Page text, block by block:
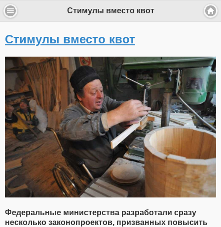
Стимулы вместо квот
Стимулы вместо квот
Федеральные министерства разработали сразу
несколько законопроектов, призванных повысить